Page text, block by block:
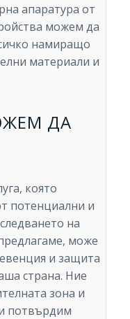
апаратура от
можем да
намиращо
материали и
ДА
която
потенциални и
на
може
и защита
страна. Ние
зона и
потвърдим